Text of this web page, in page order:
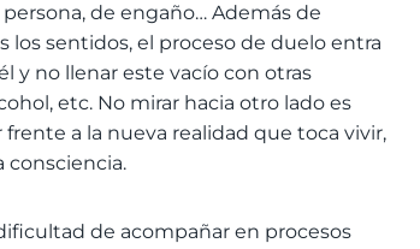
de engaño… Además de
los sentidos, el proceso de duelo entra
y no llenar este vacío con otras
etc. No mirar hacia otro lado es
a la nueva realidad que toca vivir,
consciencia.
de acompañar en procesos